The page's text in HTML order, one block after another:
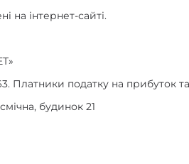
на інтернет-сайті.
»
Платники податку на прибуток
будинок 21